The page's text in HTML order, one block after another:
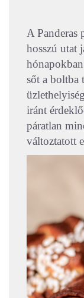
A Panderas
hosszú utat
sőt a boltba
iránt
páratlan
változtatott